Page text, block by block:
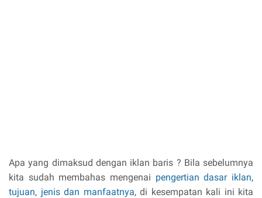
Apa yang dimaksud dengan iklan baris ? Bila sebelumnya
kita sudah membahas mengenai pengertian dasar iklan,
tujuan, jenis dan manfaatnya, di kesempatan kali ini kita